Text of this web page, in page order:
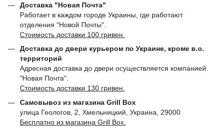
Доставка "Новая Почта"
Работает в каждом городе Украины, где работают
отделения "Новой Почты".
Стоимость доставки 100 гривен.
Доставка до двери курьером по Украине, кроме в.о.
территорий
Адресная доставка до двери осуществляется компанией
"Новая Почта".
Стоимость доставки 130 гривен.
Самовывоз из магазина Grill Box
улица Геологов, 2, Хмельницкий, Украина, 29000
Бесплатно из магазина Grill Box.